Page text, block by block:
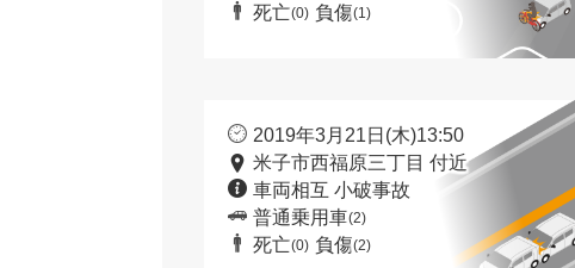
死亡(0) 負傷(1)
2019年3月21日(木)13:50
米子市西福原三丁目 付近
車両相互 小破事故
普通乗用車(2)
死亡(0) 負傷(2)